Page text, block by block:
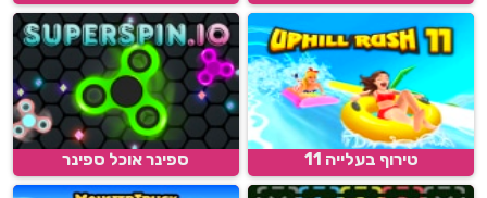
טירוף בעלייה 11 ספינר אוכל ספינר